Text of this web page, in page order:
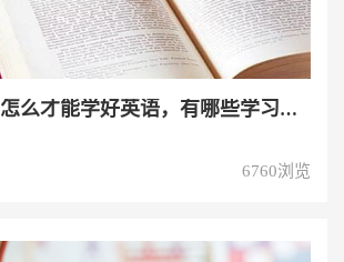
怎么才能学好英语，有哪些学习方式
6760浏览